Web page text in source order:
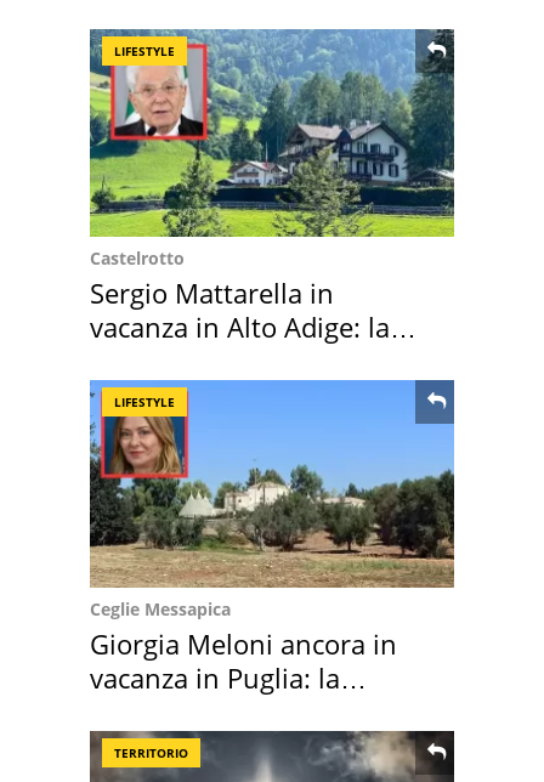
LIFESTYLE
Castelrotto
Sergio Mattarella in
vacanza in Alto Adige: la
LIFESTYLE
Ceglie Messapica
Giorgia Meloni ancora in
vacanza in Puglia: la
TERRITORIO